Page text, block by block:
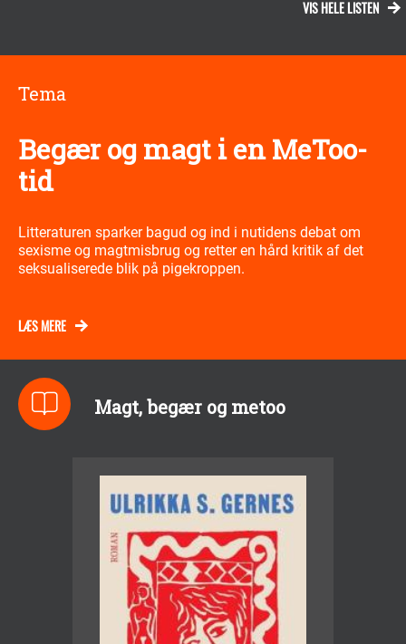
VIS HELE LISTEN
Tema
Begær og magt i en MeToo-
tid
Litteraturen sparker bagud og ind i nutidens debat om
sexisme og magtmisbrug og retter en hård kritik af det
seksualiserede blik på pigekroppen.
LÆS MERE
Magt, begær og metoo